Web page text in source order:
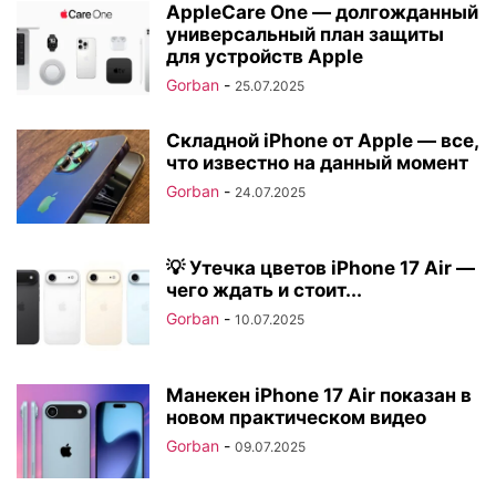
AppleCare One — долгожданный
универсальный план защиты
для устройств Apple
Gorban - 25.07.2025
Складной iPhone от Apple — все,
что известно на данный момент
Gorban - 24.07.2025
💡 Утечка цветов iPhone 17 Air —
чего ждать и стоит...
Gorban - 10.07.2025
Манекен iPhone 17 Air показан в
новом практическом видео
Gorban - 09.07.2025